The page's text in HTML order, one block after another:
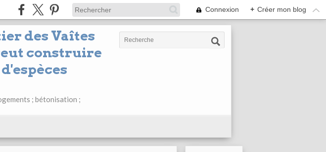
Connexion + Créer mon blog
des Vaîtes
construire
; bétonisation ;